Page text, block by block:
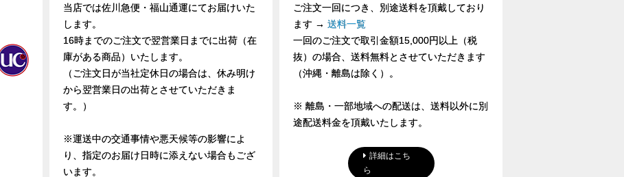
当店では佐川急便・福山通運にてお届けいた
します。
16時までのご注文で翌営業日までに出荷（在
庫がある商品）いたします。
（ご注文日が当社定休日の場合は、休み明け
から翌営業日の出荷とさせていただきま
す。）
※運送中の交通事情や悪天候等の影響によ
り、指定のお届け日時に添えない場合もござ
います。
ご注文一回につき、別途送料を頂戴しており
ます → 送料一覧
一回のご注文で取引金額15,000円以上（税
抜）の場合、送料無料とさせていただきます
（沖縄・離島は除く）。
※ 離島・一部地域への配送は、送料以外に別
途配送料金を頂戴いたします。
詳細はこち
ら